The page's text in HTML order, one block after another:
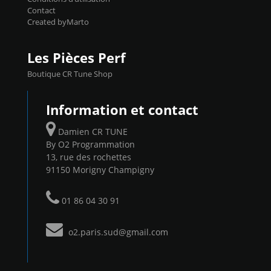
Contact
Created byMarto
Les Pièces Perf
Boutique CR Tune Shop
Information et contact
Damien CR TUNE
By O2 Programmation
13, rue des rochettes
91150 Morigny Champigny
01 86 04 30 91
o2.paris.sud@gmail.com